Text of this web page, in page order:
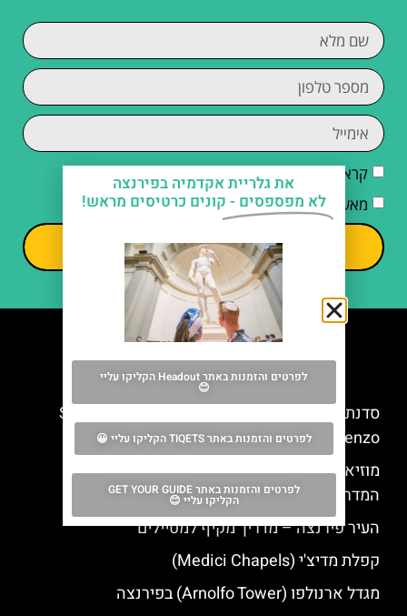
קראתי והסכמתי למדיניות הפרטיות
מאשר/ת קבלת דיוור וחומרים פרסומיים
שליחה
מה אסור לפספס
סדנת בישול איטלקית + סיור בשוק סן לורנצו (San
Lorenzo) – פירנצה
מוזיאון המיזריקורדיה בפירנצה (Misericordia) –
המדריך המלא למוזיאון
העיר פירנצה – מדריך מקיף למטיילים
קפלת מדיצ'י (Medici Chapels)
מגדל ארנולפו (Arnolfo Tower) בפירנצה
את גלריית אקדמיה בפירנצה
לא מפספסים - קונים כרטיסים מראש!
לפרטים והזמנות באתר Headout הקליקו עליי
😊
לפרטים והזמנות באתר TIQETS הקליקו עליי 😀
לפרטים והזמנות באתר GET YOUR GUIDE
הקליקו עליי 😊